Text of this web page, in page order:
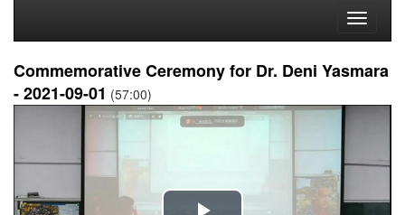
Toggle
Commemorative Ceremony for Dr. Deni Yasmara
- 2021-09-01 (57:00)